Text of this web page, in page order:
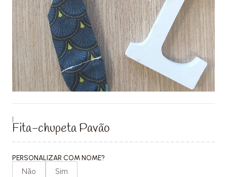
|
Fita-chupeta Pavão
PERSONALIZAR COM NOME?
Não Sim